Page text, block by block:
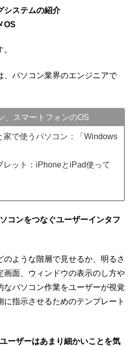
システムの紹介
OS
、パソコン業界のエンジニアで
、スマートフォンのOS
家で使うパソコン：「Windows
レット：iPhoneとiPad使って
コンをつなぐユーザーインタフ
ような階層で見せるか、明るさ
画面、ウィンドウの表示のし方や
なパソコン作業をユーザーが視覚
に指示させるためのテンプレート
ユーザーはあまり細かいことを気